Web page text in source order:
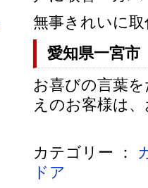
無事きれいに
愛知県一宮
お喜びの言葉
えのお客様は
カテゴリー ：
ドア